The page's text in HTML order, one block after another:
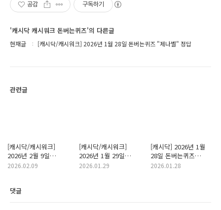
공감 구독하기
'캐시닥 캐시워크 돈버는퀴즈'의 다른글
현재글 [캐시닥/캐시워크] 2026년 1월 28일 돈버는퀴즈 "제나벨" 정답
관련글
[캐시닥/캐시워크]
2026년 2월 9일
돈버는퀴즈 "11번가"
2026.02.09
[캐시닥/캐시워크]
2026년 1월 29일
돈버는퀴즈 "소휘
2026.01.29
[캐시닥] 2026년 1월
28일 돈버는퀴즈
"G마켓 톤업 노세범
2026.01.28
댓글